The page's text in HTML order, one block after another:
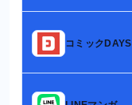
コミックDAYS